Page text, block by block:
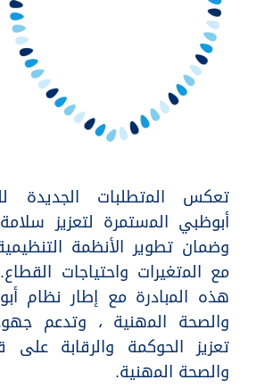
تعكس اﻟﻤتطلبات الجديدة
أبوظبي اﻟﻤستمرة لتعزيز
وضمان تطوير الأنظمة
مع اﻟﻤتغيرات واحتياجات
هذه اﻟﻤبادرة مع إطار نظام
والصحة اﻟﻤهنية ، وتدعم
تعزيز الحوكمة والرقابة على
والصحة اﻟﻤهنية.